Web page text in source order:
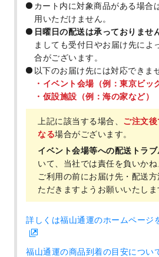
カート内に対象商品がある場合
用いただけません。
日曜日の配送は承っておりませ
ましても受付日やお届け先によ
合がございます。
以下のお届け先には対応できま
イベント会場（例：東京ビッ
仮設施設（例：海の家など）
上記に該当する場合、 ご注文
なる場合がございます。
イベント会場等への配送トラ
いて、当社では責任を負いかね
ご利用の前にお届け先・配送
ただきますようお願いいたしま
詳しくは福山通運のホームページ
福山通運の商品到着の目安につい